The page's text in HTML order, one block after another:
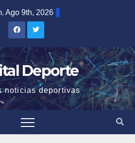
Ago 9th, 2026
Deporte
noticias deportivas